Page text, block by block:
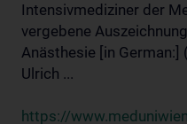
Intensivmediziner der
vergebene
Anästhesie [in German:]
Ulrich ...
https://